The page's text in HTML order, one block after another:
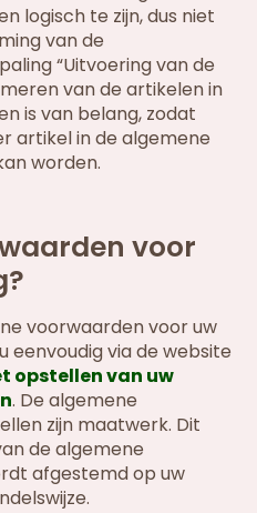
logisch te zijn, dus niet
van de
“Uitvoering van de
van de artikelen in
is van belang, zodat
artikel in de algemene
worden.
voor
voorwaarden voor uw
eenvoudig via de website
opstellen van uw
. De algemene
zijn maatwerk. Dit
de algemene
afgestemd op uw